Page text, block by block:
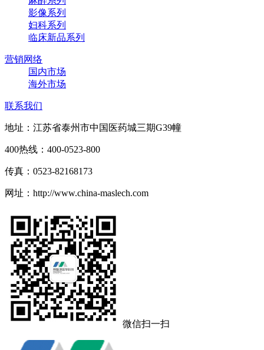
影像系列
妇科系列
临床新品系列
营销网络
国内市场
海外市场
联系我们
地址：江苏省泰州市中国医药城三期G39幢
400热线：400-0523-800
传真：0523-82168173
网址：http://www.china-maslech.com
微信扫一扫